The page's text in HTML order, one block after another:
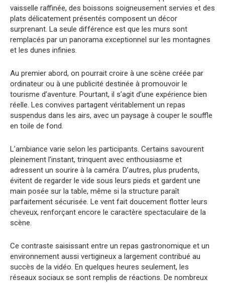
vaisselle raffinée, des boissons soigneusement servies et des
plats délicatement présentés composent un décor
surprenant. La seule différence est que les murs sont
remplacés par un panorama exceptionnel sur les montagnes
et les dunes infinies.
Au premier abord, on pourrait croire à une scène créée par
ordinateur ou à une publicité destinée à promouvoir le
tourisme d’aventure. Pourtant, il s’agit d’une expérience bien
réelle. Les convives partagent véritablement un repas
suspendus dans les airs, avec un paysage à couper le souffle
en toile de fond.
L’ambiance varie selon les participants. Certains savourent
pleinement l’instant, trinquent avec enthousiasme et
adressent un sourire à la caméra. D’autres, plus prudents,
évitent de regarder le vide sous leurs pieds et gardent une
main posée sur la table, même si la structure paraît
parfaitement sécurisée. Le vent fait doucement flotter leurs
cheveux, renforçant encore le caractère spectaculaire de la
scène.
Ce contraste saisissant entre un repas gastronomique et un
environnement aussi vertigineux a largement contribué au
succès de la vidéo. En quelques heures seulement, les
réseaux sociaux se sont remplis de réactions. De nombreux